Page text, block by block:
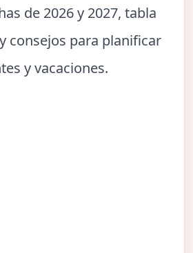
de 2026 y 2027, tabla
consejos para planificar
y vacaciones.